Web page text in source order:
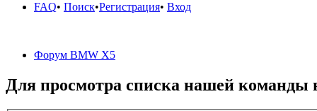
FAQ• Поиск•Регистрация• Вход
Форум BMW X5
Для просмотра списка нашей